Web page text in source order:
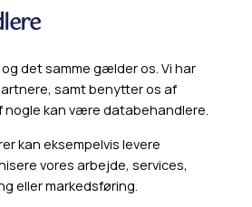
og det samme gælder os. Vi har
samt benytter os af
nogle kan være databehandlere.
kan eksempelvis levere
vores arbejde, services,
eller markedsføring.